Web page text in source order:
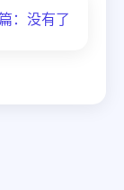
：没有了